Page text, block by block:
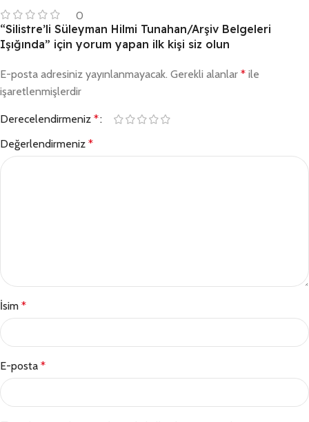
0
“Silistre’li Süleyman Hilmi Tunahan/Arşiv Belgeleri
Işığında” için yorum yapan ilk kişi siz olun
E-posta adresiniz yayınlanmayacak. Gerekli alanlar * ile
işaretlenmişlerdir
Derecelendirmeniz *
Değerlendirmeniz *
İsim *
E-posta *